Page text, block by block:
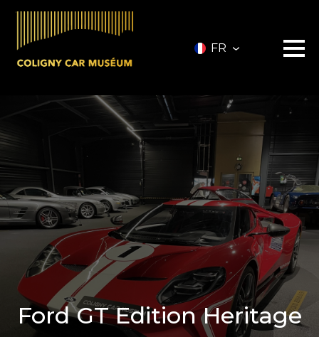
FR
Le musée
Les véhicules
A vendre
Investir
Nos services
Privatisation
A propos
Partenaires
Infos pratiques
Contact
Billetterie
Ford GT Edition Heritage